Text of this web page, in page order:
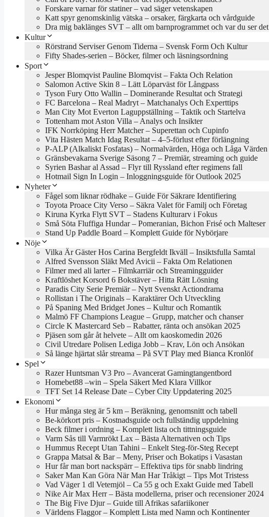
Forskare varnar för statiner – vad säger vetenskapen
Katt spyr genomskinlig vätska – orsaker, färgkarta och vårdguide
Dra mig baklänges SVT – allt om barnprogrammet och var du ser det
Kultur
Rörstrand Serviser Genom Tiderna – Svensk Form Och Kultur
Fifty Shades-serien – Böcker, filmer och läsningsordning
Sport
Jesper Blomqvist Pauline Blomqvist – Fakta Och Relation
Salomon Active Skin 8 – Lätt Löparväst för Långpass
Tyson Fury Otto Wallin – Dominerande Resultat och Strategi
FC Barcelona – Real Madryt – Matchanalys Och Experttips
Man City Mot Everton Laguppställning – Taktik och Startelva
Tottenham mot Aston Villa – Analys och Insikter
IFK Norrköping Herr Matcher – Superettan och Cupinfo
Vita Hästen Match Idag Resultat – 4–5-förlust efter förlängning
P-ALP (Alkaliskt Fosfatas) – Normalvärden, Höga och Låga Värden
Gränsbevakarna Sverige Säsong 7 – Premiär, streaming och guide
Syrien Bashar al Assad – Flyr till Ryssland efter regimens fall
Hotmail Sign In Login – Inloggningsguide för Outlook 2025
Nyheter
Fågel som liknar rödhake – Guide För Säkrare Identifiering
Toyota Proace City Verso – Säkra Valet för Familj och Företag
Kiruna Kyrka Flytt SVT – Stadens Kulturarv i Fokus
Små Söta Fluffiga Hundar – Pomeranian, Bichon Frisé och Malteser
Stand Up Paddle Board – Komplett Guide för Nybörjare
Nöje
Vilka Är Gäster Hos Carina Bergfeldt Ikväll – Insiktsfulla Samtal
Alfred Svensson Släkt Med Avicii – Fakta Om Relationen
Filmer med ali larter – Filmkarriär och Streamingguider
Kraftlöshet Korsord 6 Bokstäver – Hitta Rätt Lösning
Paradis City Serie Premiär – Nytt Svenskt Actiondrama
Rollistan i The Originals – Karaktärer Och Utveckling
På Spaning Med Bridget Jones – Kultur och Romantik
Malmö FF Champions League – Grupp, matcher och chanser
Circle K Mastercard Seb – Rabatter, ränta och ansökan 2025
Pjäsen som går åt helvete – Allt om kaoskomedin 2026
Civil Utredare Polisen Lediga Jobb – Krav, Lön och Ansökan
Så länge hjärtat slår streama – På SVT Play med Bianca Kronlöf
Spel
Razer Huntsman V3 Pro – Avancerat Gamingtangentbord
Homebet88 –win – Spela Säkert Med Klara Villkor
TFT Set 14 Release Date – Cyber City Uppdatering 2025
Ekonomi
Hur många steg är 5 km – Beräkning, genomsnitt och tabell
Be-körkort pris – Kostnadsguide och fullständig uppdelning
Beck filmer i ordning – Komplett lista och tittningsguide
Varm Sås till Varmrökt Lax – Bästa Alternativen och Tips
Hummus Recept Utan Tahini – Enkelt Steg-för-Steg Recept
Grappa Matsal & Bar – Meny, Priser och Bokatips i Vasastan
Hur får man bort nackspärr – Effektiva tips för snabb lindring
Saker Man Kan Göra När Man Har Tråkigt – Tips Mot Tristess
Vad Väger 1 dl Vetemjöl – Ca 55 g och Exakt Guide med Tabell
Nike Air Max Herr – Bästa modellerna, priser och recensioner 2024
The Big Five Djur – Guide till Afrikas safariikoner
Världens Flaggor – Komplett Lista med Namn och Kontinenter